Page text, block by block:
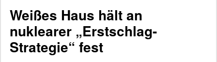
Weißes Haus hält an
nuklearer „Erstschlag-
Strategie“ fest